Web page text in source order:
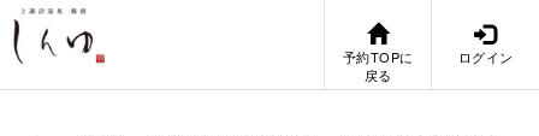
予約TOPに
戻る
ログイン